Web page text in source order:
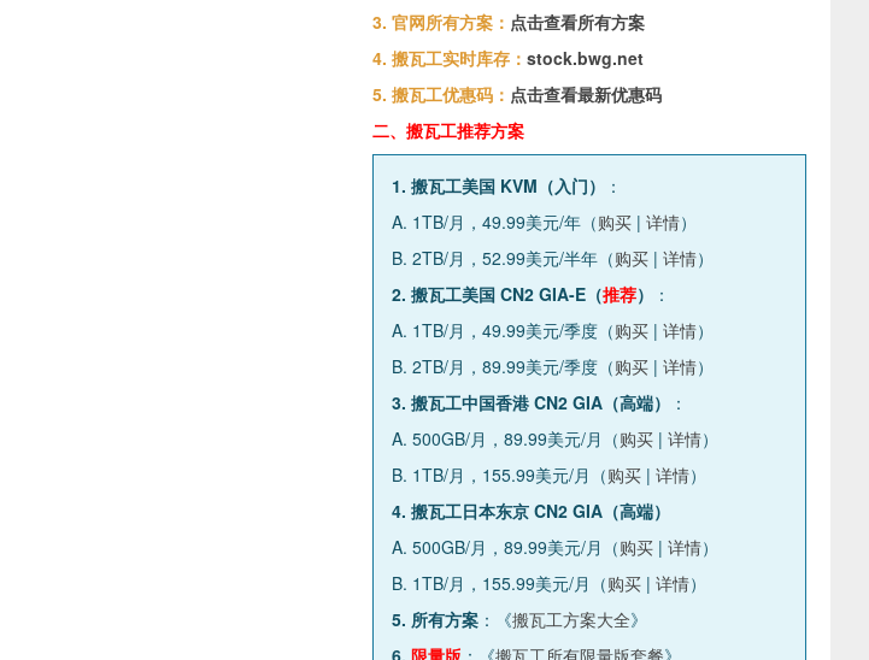
3. 官网所有方案： 点击查看所有方案
4. 搬瓦工实时库存： stock.bwg.net
5. 搬瓦工优惠码： 点击查看最新优惠码
二、搬瓦工推荐方案
1. 搬瓦工美国 KVM（入门）
：
A. 1TB/月，49.99美元/年（购买 | 详情）
B. 2TB/月，52.99美元/半年（购买 | 详情）
2. 搬瓦工美国 CN2 GIA-E（推荐）
：
A. 1TB/月，49.99美元/季度（购买 | 详情）
B. 2TB/月，89.99美元/季度（购买 | 详情）
3. 搬瓦工中国香港 CN2 GIA（高端）
：
A. 500GB/月，89.99美元/月（购买 | 详情）
B. 1TB/月，155.99美元/月（购买 | 详情）
4. 搬瓦工日本东京 CN2 GIA（高端）
A. 500GB/月，89.99美元/月（购买 | 详情）
B. 1TB/月，155.99美元/月（购买 | 详情）
5. 所有方案 ：《搬瓦工方案大全》
6. 限量版 ：《搬瓦工所有限量版套餐》